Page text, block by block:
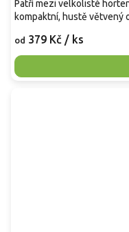
od 379 Kč / ks
Patří mezi velkolisté
kompaktní, hustě větvený